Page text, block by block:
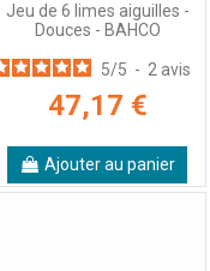
Jeu de 6 limes aiguilles -
Douces - BAHCO
5/5 - 2 avis
47,17 €
Ajouter au panier